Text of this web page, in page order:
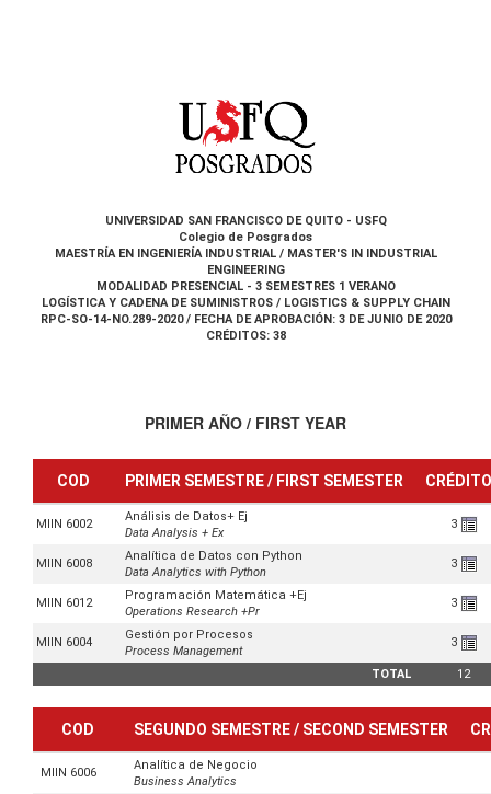
UNIVERSIDAD SAN FRANCISCO DE QUITO - USFQ
Colegio de Posgrados
MAESTRÍA EN INGENIERÍA INDUSTRIAL / MASTER'S IN INDUSTRIAL
ENGINEERING
MODALIDAD PRESENCIAL - 3 SEMESTRES 1 VERANO
LOGÍSTICA Y CADENA DE SUMINISTROS / LOGISTICS & SUPPLY CHAIN
RPC-SO-14-NO.289-2020 / FECHA DE APROBACIÓN: 3 DE JUNIO DE 2020
CRÉDITOS: 38
PRIMER AÑO / FIRST YEAR
COD PRIMER SEMESTRE / FIRST SEMESTER
MIIN 6002
Análisis de Datos+ Ej
Data Analysis + Ex
3
MIIN 6008
Analítica de Datos con Python
Data Analytics with Python
3
MIIN 6012
Programación Matemática +Ej
Operations Research +Pr
3
MIIN 6004
Gestión por Procesos
Process Management
3
TOTAL 12
COD SEGUNDO SEMESTRE / SECOND SEMESTER
MIIN 6006
Analítica de Negocio
Business Analytics